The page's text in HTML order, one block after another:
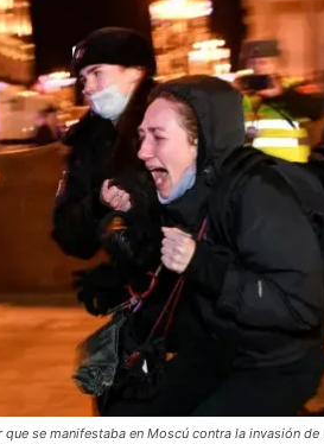
se manifestaba en Moscú contra la invasión